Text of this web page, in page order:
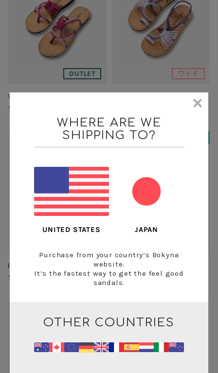
OUTLET
WAVES (ヴァイオレット)
¥7,699
ワイド
SOULMATEワイド (パープ
¥8,399 ¥10,999
NEW
FREEDOM (パープル)
¥8,399¥10,999
FREEDOMワイド (パープ
ル)
¥8,399
WHERE ARE WE
SHIPPING TO?
UNITED STATES JAPAN
Purchase from your country’s Bokyna
website.
It’s the fastest way to get the feel good
sandals.
OTHER COUNTRIES